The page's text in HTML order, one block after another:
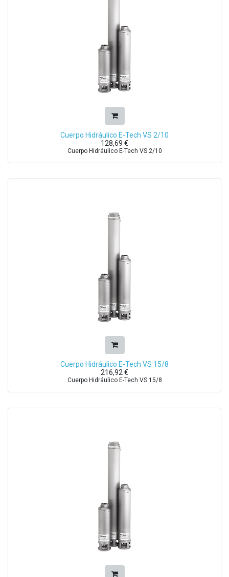
Cuerpo Hidráulico E-Tech VS 2/10
128,69 €
Cuerpo Hidráulico E-Tech VS 2/10
Cuerpo Hidráulico E-Tech VS 15/8
216,92 €
Cuerpo Hidráulico E-Tech VS 15/8